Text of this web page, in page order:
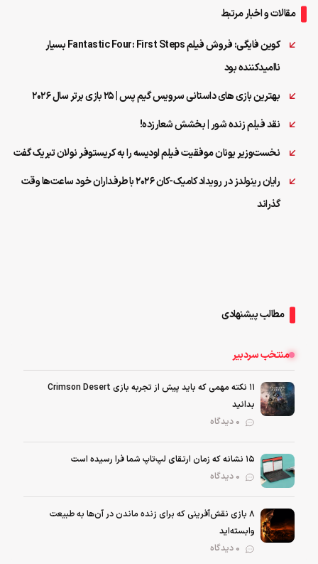
مقالات و اخبار مرتبط
کوین فایگی: فروش فیلم Fantastic Four: First Steps بسیار
ناامیدکننده بود
بهترین بازی‌ های داستانی سرویس گیم پس | ۲۵ بازی برتر سال ۲۰۲۶
نقد فیلم زنده شور | بخشش شعارزده!
نخست‌وزیر یونان موفقیت فیلم اودیسه را به کریستوفر نولان تبریک گفت
رایان رینولدز در رویداد کامیک‌-کان ۲۰۲۶ با طرفداران خود ساعت‌ها وقت‌
گذراند
مطالب پیشنهادی
منتخب سردبیر
۱۱ نکته‌ مهمی که باید پیش از تجربه بازی Crimson Desert
بدانید
۱۵ نشانه که زمان ارتقای لپ‌تاپ شما فرا رسیده است
۸ بازی نقش‌آفرینی که برای زنده ماندن در آن‌ها به طبیعت
وابسته‌اید